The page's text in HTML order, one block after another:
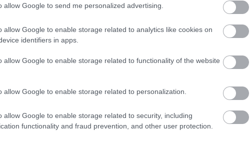
allow Google to send me personalized advertising.
allow Google to enable storage related to analytics like cookies on
identifiers in apps.
allow Google to enable storage related to functionality of the website
allow Google to enable storage related to personalization.
allow Google to enable storage related to security, including
functionality and fraud prevention, and other user protection.
szabad mozgásképességét.
találkozhatunk. A Mulligan-féle
épít, a Typaldos-eljárás a
például sugárzó, égő vagy húzó
féle fascia technika a testet összefüggő
Barvincsenko és Maitland módszerek a
veszik alapul.
szakemberek alkalmazhatják, akik a test
ismerik. Ez óriási különbség például a